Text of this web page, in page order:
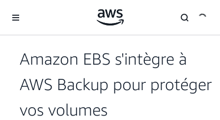
Amazon EBS s'intègre à
AWS Backup pour protéger
vos volumes